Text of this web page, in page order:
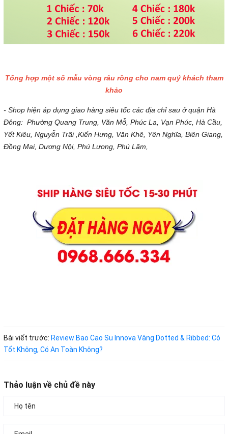
Tổng hợp một số mẫu vòng râu rồng cho nam quý khách tham
khảo
- Shop hiện áp dụng giao hàng siêu tốc các địa chỉ sau ở quận Hà
Đông: Phường Quang Trung, Văn Mỗ, Phúc La, Vạn Phúc, Hà Cầu,
Yết Kiêu, Nguyễn Trãi ,Kiến Hưng, Văn Khê, Yên Nghĩa, Biên Giang,
Đồng Mai, Dương Nội, Phú Lương, Phú Lãm,
Bài viết trước: Review Bao Cao Su Innova Vàng Dotted & Ribbed: Có
Tốt Không, Có An Toàn Không?
Thảo luận về chủ đề này